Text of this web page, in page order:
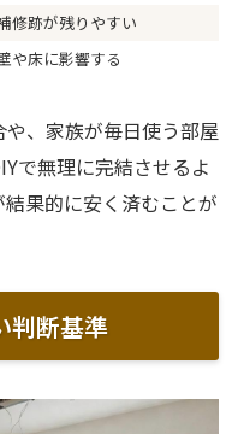
修跡が残りやすい
や床に影響する
、家族が毎日使う部屋
で無理に完結させるよ
果的に安く済むことが
判断基準